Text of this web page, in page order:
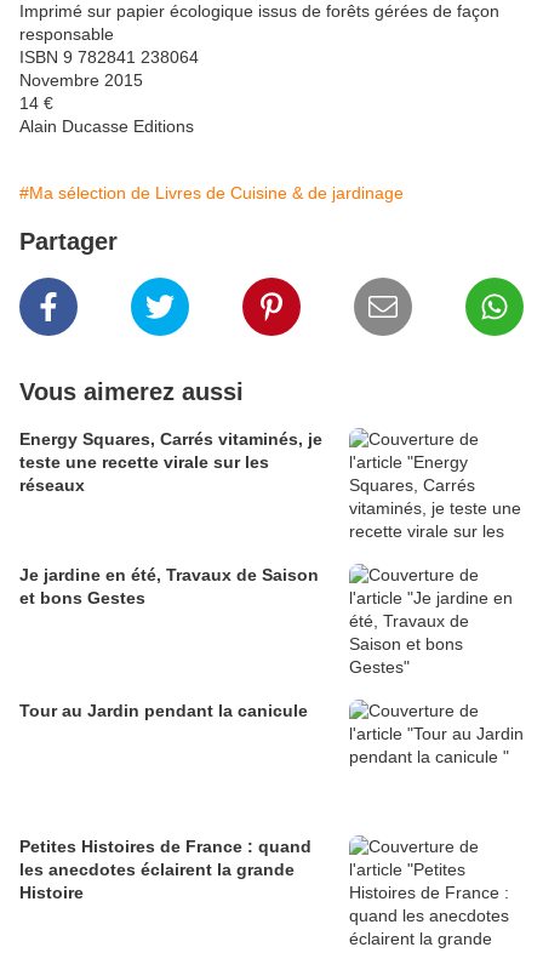
Imprimé sur papier écologique issus de forêts gérées de façon
responsable
ISBN 9 782841 238064
Novembre 2015
14 €
Alain Ducasse Editions
#Ma sélection de Livres de Cuisine & de jardinage
Partager
Vous aimerez aussi
Energy Squares, Carrés vitaminés, je
teste une recette virale sur les
réseaux
Je jardine en été, Travaux de Saison
et bons Gestes
Tour au Jardin pendant la canicule
Petites Histoires de France : quand
les anecdotes éclairent la grande
Histoire